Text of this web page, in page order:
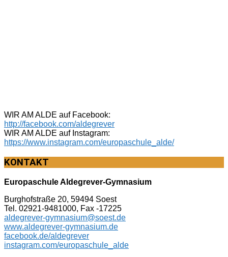
WIR AM ALDE auf Facebook:
http://facebook.com/aldegrever
WIR AM ALDE auf Instagram:
https://www.instagram.com/europaschule_alde/
KONTAKT
Europaschule Aldegrever-Gymnasium
Burghofstraße 20, 59494 Soest
Tel. 02921-9481000, Fax -17225
aldegrever-gymnasium@soest.de
www.aldegrever-gymnasium.de
facebook.de/aldegrever
instagram.com/europaschule_alde